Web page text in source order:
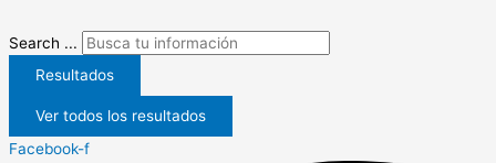
Search ...
Resultados
Ver todos los resultados
Facebook-f